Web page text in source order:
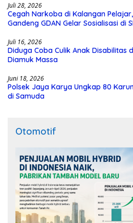
Juli 28, 2026
Cegah Narkoba di Kalangan
Gandeng GDAN Gelar Sosialisasi di
Juli 16, 2026
Diduga Coba Culik Anak Disabilitas
Diamuk Massa
Juni 18, 2026
Polsek Jaya Karya Ungkap 80
di Samuda
Otomotif